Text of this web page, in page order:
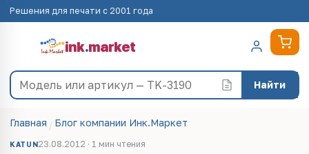
Решения для печати с 2001 года
ink.market
Найти
Главная Блог компании Инк.Маркет
KATUN23.08.2012 · 1 мин чтения